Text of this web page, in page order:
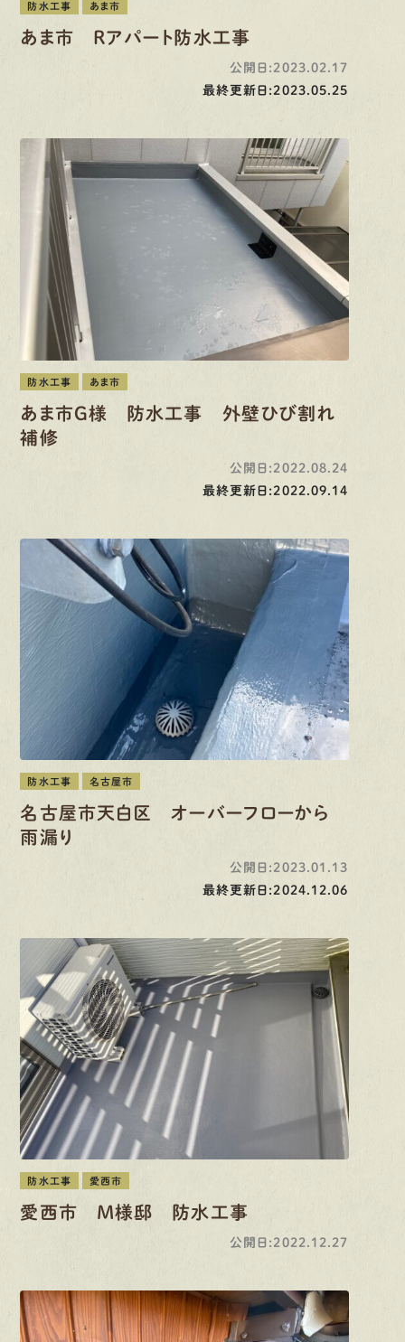
防水工事 あま市
あま市 Rアパート防水工事
公開日:2023.02.17
最終更新日:2023.05.25
防水工事 あま市
あま市G様 防水工事 外壁ひび割れ
補修
公開日:2022.08.24
最終更新日:2022.09.14
防水工事 名古屋市
名古屋市天白区 オーバーフローから
雨漏り
公開日:2023.01.13
最終更新日:2024.12.06
防水工事 愛西市
愛西市 M様邸 防水工事
公開日:2022.12.27